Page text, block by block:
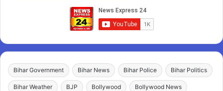
Bihar Government Bihar News Bihar Police Bihar Politics
Bihar Weather BJP Bollywood Bollywood News